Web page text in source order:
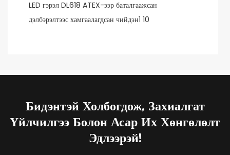
Бидэнтэй Холбогдож, Захиалгат
Үйлчилгээ Болон Асар Их Хөнгөлөлт
Эдлээрэй!